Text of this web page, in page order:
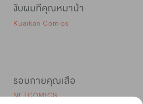
งับผมทีคุณหมาป่า
Kuaikan Comics
รอบกายคุณเสือ
NETCOMICS